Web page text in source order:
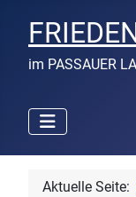
im PASSAUER
Aktuelle Seite: